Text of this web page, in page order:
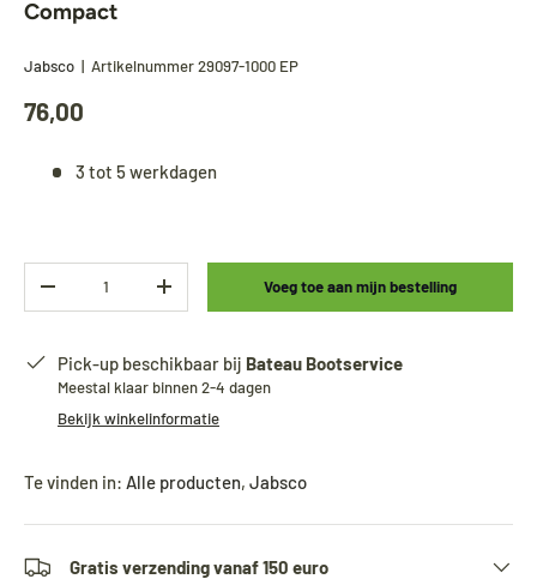
Compact
Jabsco | Artikelnummer29097-1000 EP
76,00
3 tot 5 werkdagen
-
+ Voeg toe aan mijn bestelling
Pick-up beschikbaar bij Bateau Bootservice
Meestal klaar binnen 2-4 dagen
Bekijk winkelinformatie
Te vinden in: Alle producten, Jabsco
Gratis verzending vanaf 150 euro